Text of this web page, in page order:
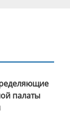
палаты